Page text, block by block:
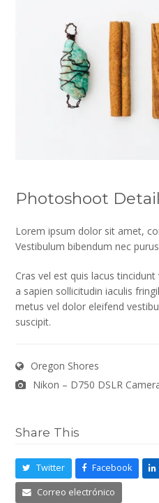
Photoshoot
Lorem ipsum dolor sit amet,
Vestibulum bibendum nec
Cras vel est quis lacus
a sapien sollicitudin iaculis
metus vel dolor eleifend
suscipit.
Oregon Shores
Nikon – D750 DSLR
Share This
Twitter Facebook
Correo electrónico